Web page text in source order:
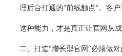
理后台打通的“前线触点”。客
这种能力，才是真正让官网从
二、打造“增长型官网”必须做